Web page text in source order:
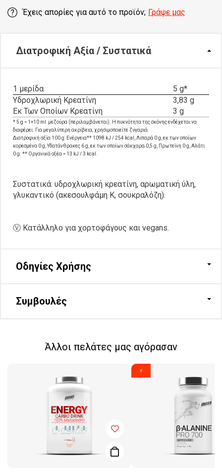
Έχεις απορίες για αυτό το προϊόν; Γράψε μας
Διατροφική Αξία / Συστατικά
1 μερίδα
5 g*
Υδροχλωρική Κρεατίνη
3,83 g
Εκ Των Οποίων Κρεατίνη
3 g
* 5 g = 1×10 ml μεζούρα (περιλαμβάνεται). Η πυκνότητα της σκόνης ενδέχεται να
διαφέρει. Για μεγαλύτερη ακρίβεια, χρησιμοποιείτε ζυγαριά.
Διατροφική αξία 100 g: Ενέργεια** 1098 kJ / 254 kcal, Λιπαρά 0 g, εκ των οποίων
κορεσμένα 0 g, Υδατάνθρακες 6 g, εκ των οποίων σάκχαρα 0,5 g, Πρωτεΐνη 0 g, Αλάτι
0 g. ** Οργανικά οξέα = 13 kJ / 3 kcal.
Συστατικά: υδροχλωρική κρεατίνη, αρωματική ύλη,
γλυκαντικό (ακεσουλφάμη K, σουκραλόζη).
Ⓥ Κατάλληλο για χορτοφάγους και vegans.
Οδηγίες Χρήσης
Συμβουλές
Άλλοι πελάτες μας αγόρασαν
⚡